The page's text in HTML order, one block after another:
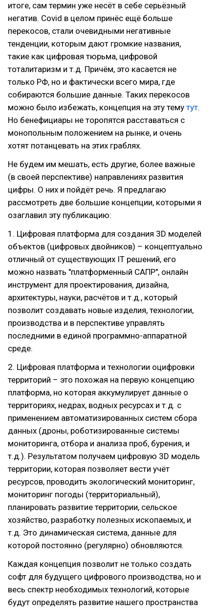
итоге, сам термин уже несёт в себе серьёзный
негатив. Covid в целом принёс ещё больше
перекосов, стали очевидными негативные
тенденции, которым дают громкие названия,
такие как цифровая тюрьма, цифровой
тоталитаризм и т.д. Причём, это касается не
только РФ, но и фактически всего мира, где
собираются большие данные. Таких перекосов
можно было избежать, концепция на эту тему тут.
Но бенефициары не торопятся расставаться с
монопольным положением на рынке, и очень
хотят потанцевать на этих граблях.
Не будем им мешать, есть другие, более важные
(в своей перспективе) направлениях развития
цифры. О них и пойдёт речь. Я предлагаю
рассмотреть две большие концепции, которыми я
озаглавил эту публикацию:
1. Цифровая платформа для создания 3D моделей
объектов (цифровых двойников) – концептуально
отличный от существующих IT решений, его
можно назвать "платформенный САПР", онлайн
инструмент для проектирования, дизайна,
архитектуры, науки, расчётов и т.д., который
позволит создавать новые изделия, технологии,
производства и в перспективе управлять
последними в единой программно-аппаратной
среде.
2. Цифровая платформа и технологии оцифровки
территорий – это похожая на первую концепцию
платформа, но которая аккумулирует данные о
территориях, недрах, водных ресурсах и т.д. с
применением автоматизированных систем сбора
данных (дроны, роботизированные системы
мониторинга, отбора и анализа проб, бурения, и
т.д.). Результатом получаем цифровую 3D модель
территории, которая позволяет вести учёт
ресурсов, проводить экологический мониторинг,
мониторинг погоды (территориальный),
планировать развитие территории, сельское
хозяйство, разработку полезных ископаемых, и
т.д. Это динамическая система, данные для
которой постоянно (регулярно) обновляются.
Каждая концепция позволит не только создать
софт для будущего цифрового производства, но и
весь спектр необходимых технологий, которые
будут определять развитие нашего пространства